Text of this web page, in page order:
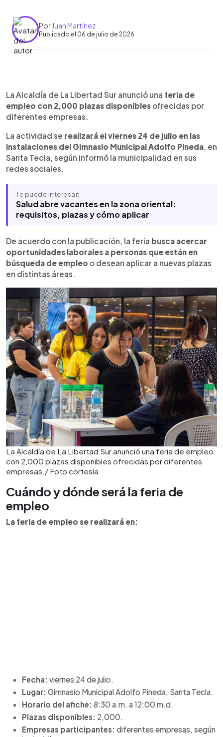
Por Juan Martínez
Publicado el 06 de julio de 2026
► Escuchar artículo
La Alcaldía de La Libertad Sur anunció una feria de
empleo con 2,000 plazas disponibles ofrecidas por
diferentes empresas.
La actividad se realizará el viernes 24 de julio en las
instalaciones del Gimnasio Municipal Adolfo Pineda, en
Santa Tecla, según informó la municipalidad en sus
redes sociales.
Te puede interesar:
Salud abre vacantes en la zona oriental:
requisitos, plazas y cómo aplicar
De acuerdo con la publicación, la feria busca acercar
oportunidades laborales a personas que están en
búsqueda de empleo o desean aplicar a nuevas plazas
en distintas áreas.
La Alcaldía de La Libertad Sur anunció una feria de empleo
con 2,000 plazas disponibles ofrecidas por diferentes
empresas./ Foto cortesía
Cuándo y dónde será la feria de
empleo
La feria de empleo se realizará en:
Fecha: viernes 24 de julio.
Lugar: Gimnasio Municipal Adolfo Pineda, Santa Tecla.
Horario del afiche: 8:30 a.m. a 12:00 m.d.
Plazas disponibles: 2,000.
Empresas participantes: diferentes empresas, según